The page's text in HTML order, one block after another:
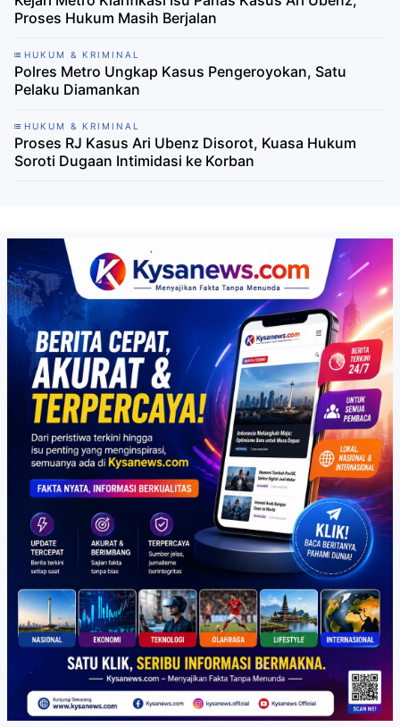
Proses Hukum Masih Berjalan
HUKUM & KRIMINAL
Polres Metro Ungkap Kasus Pengeroyokan, Satu
Pelaku Diamankan
HUKUM & KRIMINAL
Proses RJ Kasus Ari Ubenz Disorot, Kuasa Hukum
Soroti Dugaan Intimidasi ke Korban